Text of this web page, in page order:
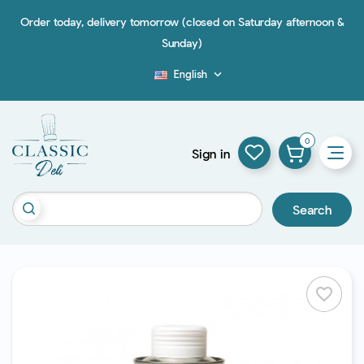
Order today, delivery tomorrow (closed on Saturday afternoon &
Sunday)
English 
Search
Sign in
0
favorite_border